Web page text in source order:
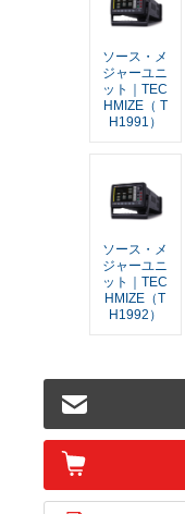
ソース・メ
ジャーユニ
ット｜TEC
HMIZE（ T
H1991）
ソース・メ
ジャーユニ
ット｜TEC
HMIZE（T
H1992）